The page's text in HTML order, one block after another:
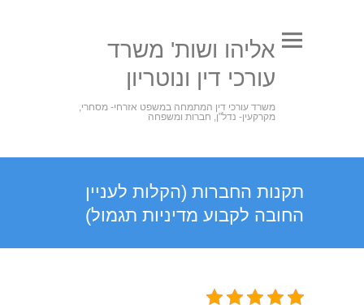
אליהו ושות' משרד
עורכי דין ונוטריון
משרד עורכי דין המתמחה במשפט אזרחי- מסחרי,
מקרקעין- נדל"ן, חברות ומשפחה
תקנות החברות (הקלות לעניין
החובה לקבוע מדיניות תגמול)